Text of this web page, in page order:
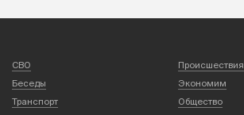
СВО
Происшествия
Беседы
Экономим
Транспорт
Общество